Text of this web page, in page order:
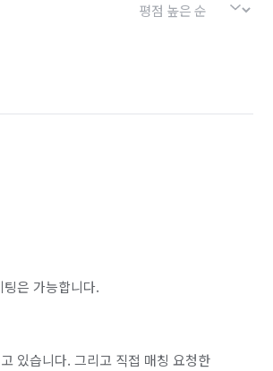
은 가능합니다.
있습니다. 그리고 직접 매칭 요청한